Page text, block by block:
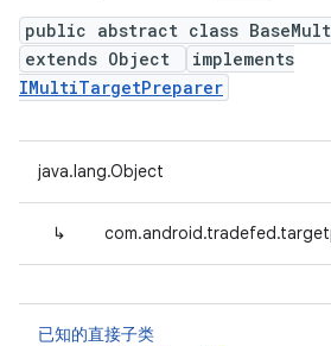
public abstract class
extends Object
implements
IMultiTargetPreparer
java.lang.Object
↳
已知的直接子类